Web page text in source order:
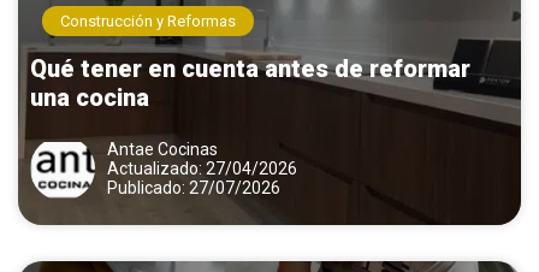
Construcción y Reformas
Qué tener en cuenta antes de reformar
una cocina
Antae Cocinas
Actualizado: 27/04/2026
Publicado: 27/07/2026